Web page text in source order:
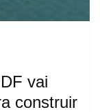
vai
construir